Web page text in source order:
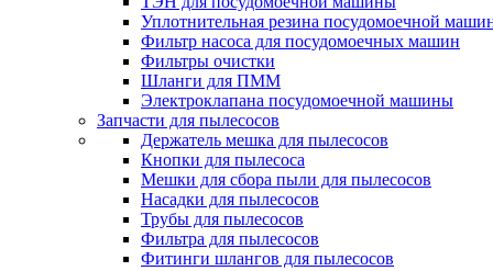
Уплотнительная резина посудомоечной
Фильтр насоса для посудомоечных машин
Фильтры очистки
Шланги для ПММ
Электроклапана посудомоечной машины
Запчасти для пылесосов
Держатель мешка для пылесосов
Кнопки для пылесоса
Мешки для сбора пыли для пылесосов
Насадки для пылесосов
Трубы для пылесосов
Фильтра для пылесосов
Фитинги шлангов для пылесосов